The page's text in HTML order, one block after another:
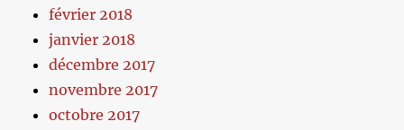
février 2018
janvier 2018
décembre 2017
novembre 2017
octobre 2017